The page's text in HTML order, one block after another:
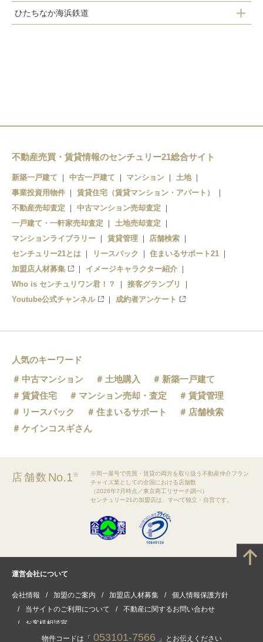
物件コードは「 053101-7566 」とお伝えください
佐和駅
常陸青柳駅
ひたちなか海浜鉄道
那珂湊駅
殿山駅
平磯駅
美乃浜学園駅
磯崎駅
阿字ヶ浦駅
不動産売買・賃貸情報のセンチュリー21総合サイト
新築一戸建て 中古一戸建て マンション
土地
事業投資用物件
賃貸住宅（賃貸マンション・アパート）
不動産売却査定
中古マンション売却査定
一戸建て・一軒家売却査定
土地売却査定
マンションライブラリー
賃貸管理
店舗検索
センチュリー21とは
リースバック
住まいるサポート21
加盟店人材募集
イメージキャラクター紹介
Who is センチュリワン君！？
接客グランプリ
Youtube公式チャンネル
成約者アンケート
人気のキーワード
中古マンション
土地購入
新築一戸建て
賃貸住宅
マンション売却・査定
賃貸管理
リースバック
住まいるサポート
店舗検索
ケインコスギさん
店舗数 No.1※
※同一屋号で売買・賃貸の両方を取り扱う不動産仲介フラン
チャイズ業としての全国における店舗数
（2026年7月時点／東京商工リサーチ調べ）
センチュリー21の加盟店は、すべて独立・自営です。
運営会社について
会社情報 加盟のご案内 加盟店人材募集
個人情報保護方針
当サイトのご利用について
不動産に関するお問い合わせ
お客様相談室